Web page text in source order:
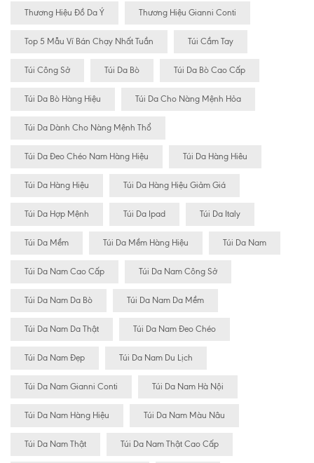
Thương Hiệu Đồ Da Ý Thương Hiệu Gianni Conti
Top 5 Mẫu Ví Bán Chạy Nhất Tuần Túi Cầm Tay
Túi Công Sở Túi Da Bò Túi Da Bò Cao Cấp
Túi Da Bò Hàng Hiệu Túi Da Cho Nàng Mệnh Hỏa
Túi Da Dành Cho Nàng Mệnh Thổ
Túi Da Đeo Chéo Nam Hàng Hiệu Túi Da Hàng Hiêu
Túi Da Hàng Hiệu Túi Da Hàng Hiệu Giảm Giá
Túi Da Hợp Mệnh Túi Da Ipad Túi Da Italy
Túi Da Mềm Túi Da Mềm Hàng Hiệu Túi Da Nam
Túi Da Nam Cao Cấp Túi Da Nam Công Sở
Túi Da Nam Da Bò Túi Da Nam Da Mềm
Túi Da Nam Da Thật Túi Da Nam Đeo Chéo
Túi Da Nam Đẹp Túi Da Nam Du Lịch
Túi Da Nam Gianni Conti Túi Da Nam Hà Nội
Túi Da Nam Hàng Hiệu Túi Da Nam Màu Nâu
Túi Da Nam Thật Túi Da Nam Thật Cao Cấp